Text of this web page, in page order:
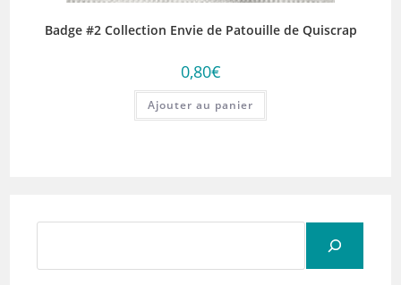
Badge #2 Collection Envie de Patouille de Quiscrap
0,80€
Ajouter au panier